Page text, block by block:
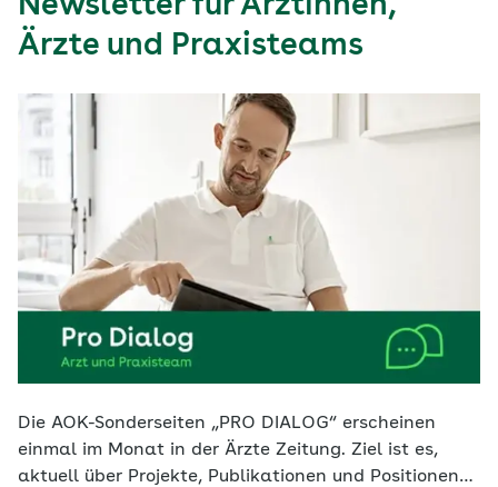
Newsletter für Ärztinnen,
Ärzte und Praxisteams
Die AOK-Sonderseiten „PRO DIALOG“ erscheinen
einmal im Monat in der Ärzte Zeitung. Ziel ist es,
aktuell über Projekte, Publikationen und Positionen